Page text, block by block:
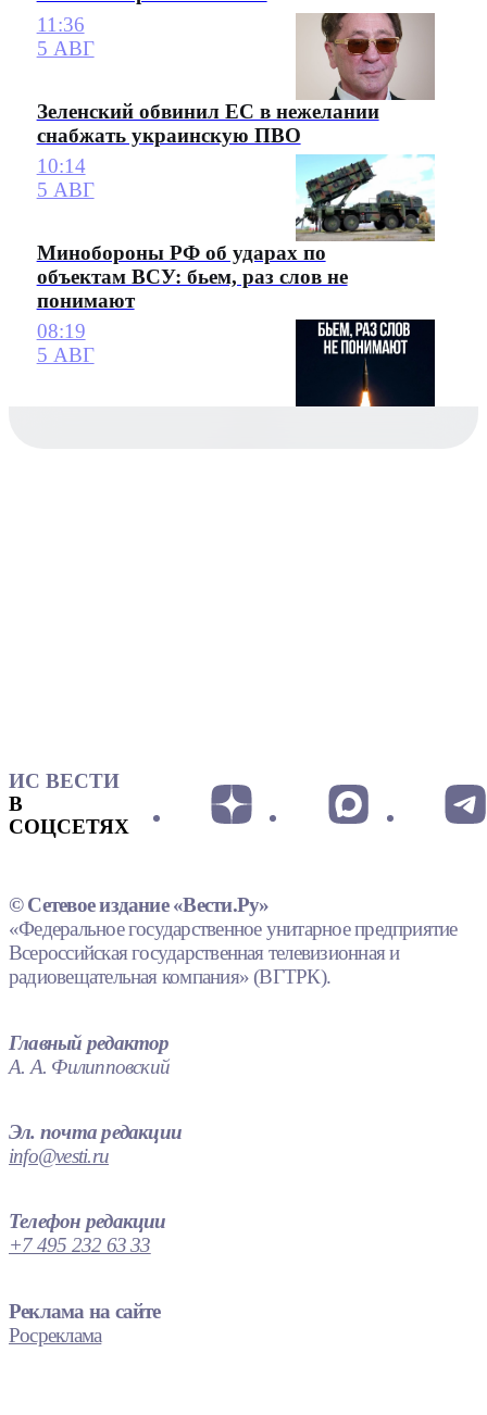
11:36
5 АВГ
Зеленский обвинил ЕС в нежелании
снабжать украинскую ПВО
10:14
5 АВГ
Минобороны РФ об ударах по
объектам ВСУ: бьем, раз слов не
понимают
08:19
5 АВГ
ИС ВЕСТИ
В
СОЦСЕТЯХ
© Сетевое издание «Вести.Ру»
«Федеральное государственное унитарное предприятие
Всероссийская государственная телевизионная и
радиовещательная компания» (ВГТРК).
Главный редактор
А. А. Филипповский
Эл. почта редакции
info@vesti.ru
Телефон редакции
+7 495 232 63 33
Реклама на сайте
Росреклама